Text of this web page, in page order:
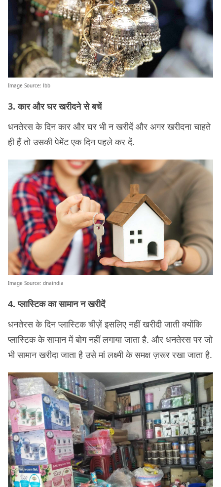
Image Source: lbb
3. कार और घर खरीदने से बचें
धनतेरस के दिन कार और घर भी न खरीदें और अगर खरीदना चाहते
ही हैं तो उसकी पेमेंट एक दिन पहले कर दें.
Image Source: dnaindia
4. प्लास्टिक का सामान न खरीदें
धनतेरस के दिन प्लास्टिक चीज़ें इसलिए नहीं खरीदी जाती क्योंकि
प्लास्टिक के सामान में बोग नहीं लगाया जाता है. और धनतेरस पर जो
भी सामान खरीदा जाता है उसे मां लक्ष्मी के समक्ष ज़रूर रखा जाता है.